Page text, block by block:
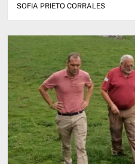
SOFIA PRIETO CORRALES